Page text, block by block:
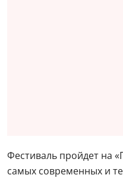
Фестиваль пройдет на
самых современных и